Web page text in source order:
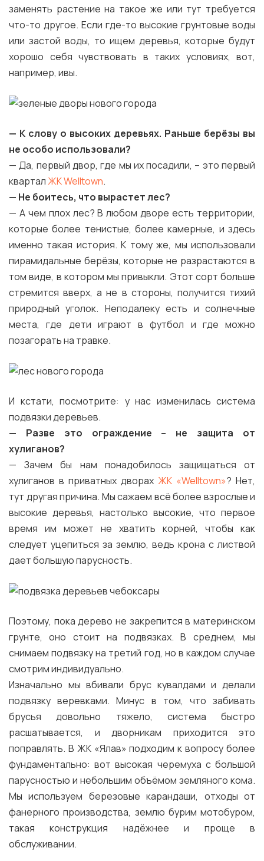
заменять растение на такое же или тут требуется
что-то другое. Если где-то высокие грунтовые воды
или застой воды, то ищем деревья, которые будут
хорошо себя чувствовать в таких условиях, вот,
например, ивы.
— К слову о высоких деревьях. Раньше берёзы вы
не особо использовали?
— Да, первый двор, где мы их посадили, – это первый
кварталЖК Welltown.
— Не боитесь, что вырастет лес?
— А чем плох лес? В любом дворе есть территории,
которые более тенистые, более камерные, и здесь
именно такая история. К тому же, мы использовали
пирамидальные берёзы, которые не разрастаются в
том виде, в котором мы привыкли. Этот сорт больше
стремится вверх, а не в стороны, получится тихий
природный уголок. Неподалеку есть и солнечные
места, где дети играют в футбол и где можно
позагорать на травке.
И кстати, посмотрите: у нас изменилась система
подвязки деревьев.
— Разве это ограждение – не защита от
хулиганов?
— Зачем бы нам понадобилось защищаться от
хулиганов в приватных дворах ЖК «Welltown»? Нет,
тут другая причина. Мы сажаем всё более взрослые и
высокие деревья, настолько высокие, что первое
время им может не хватить корней, чтобы как
следует уцепиться за землю, ведь крона с листвой
дает большую парусность.
Поэтому, пока дерево не закрепится в материнском
грунте, оно стоит на подвязках. В среднем, мы
снимаем подвязку на третий год, но в каждом случае
смотрим индивидуально.
Изначально мы вбивали брус кувалдами и делали
подвязку веревками. Минус в том, что забивать
брусья довольно тяжело, система быстро
расшатывается, и дворникам приходится это
поправлять. В ЖК «Ялав» подходим к вопросу более
фундаментально: вот высокая черемуха с большой
парусностью и небольшим объёмом земляного кома.
Мы используем березовые карандаши, отходы от
фанерного производства, землю бурим мотобуром,
такая конструкция надёжнее и проще в
обслуживании.